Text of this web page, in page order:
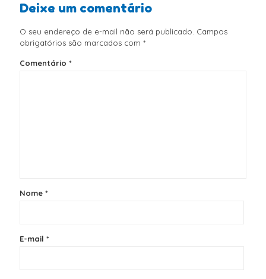
Deixe um comentário
O seu endereço de e-mail não será publicado. Campos
obrigatórios são marcados com *
Comentário *
Nome *
E-mail *